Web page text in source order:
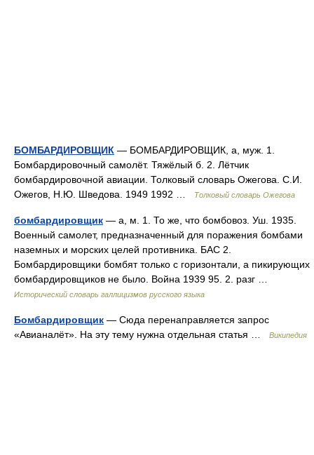
БОМБАРДИРОВЩИК — БОМБАРДИРОВЩИК, а, муж. 1.
Бомбардировочный самолёт. Тяжёлый б. 2. Лётчик
бомбардировочной авиации. Толковый словарь Ожегова. С.И.
Ожегов, Н.Ю. Шведова. 1949 1992 …
Толковый словарь Ожегова
бомбардировщик — а, м. 1. То же, что бомбовоз. Уш. 1935.
Военный самолет, предназначенный для поражения бомбами
наземных и морских целей противника. БАС 2.
Бомбардировщики бомбят только с горизонтали, а пикирующих
бомбардировщиков не было. Война 1939 95. 2. разг …
Исторический словарь галлицизмов русского языка
Бомбардировщик — Сюда перенаправляется запрос
«Авианалёт». На эту тему нужна отдельная статья …
Википедия